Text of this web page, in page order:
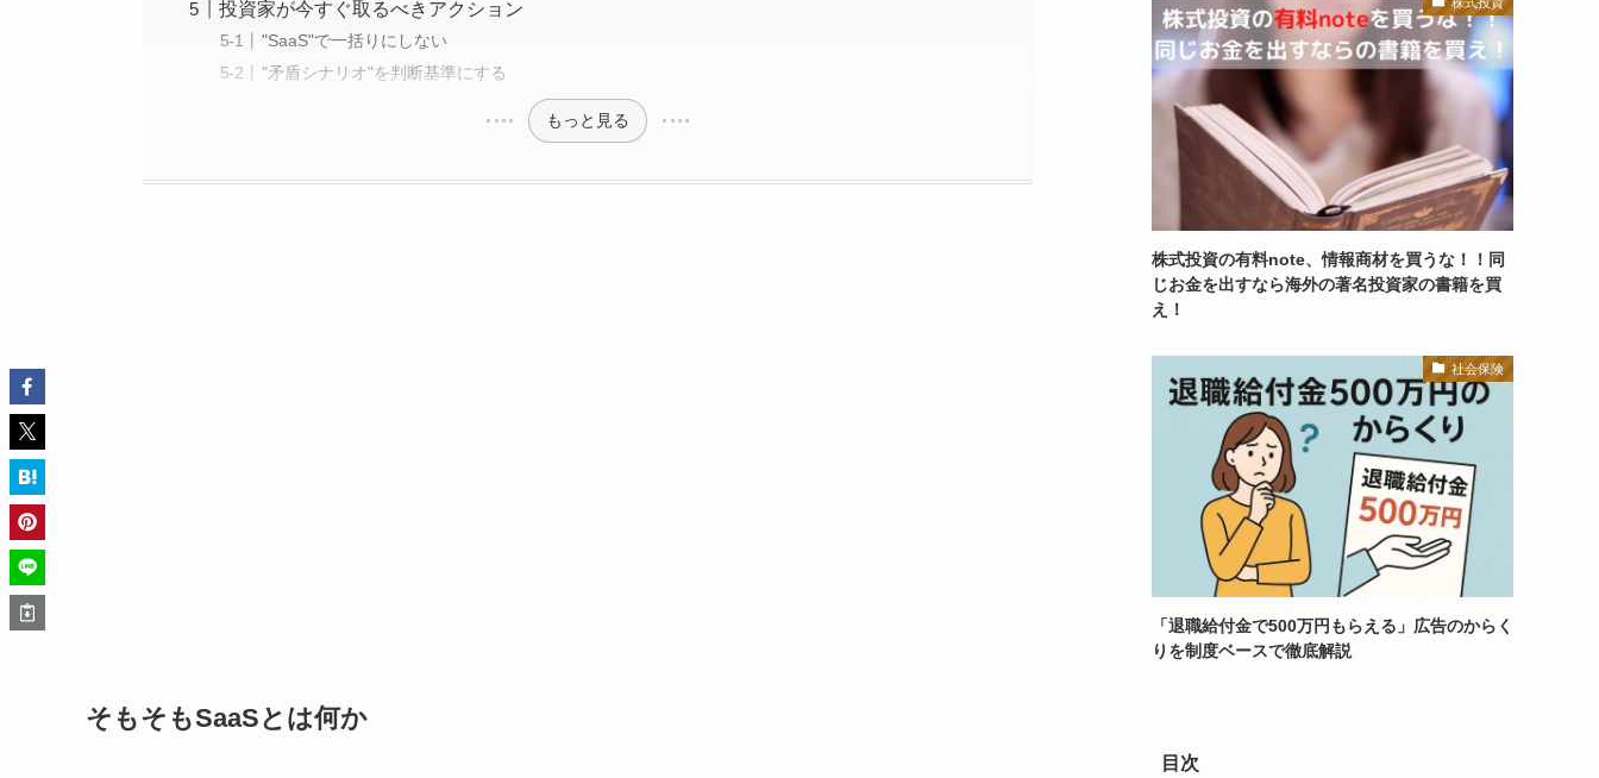
投資家が今すぐ取るべきアクション
"SaaS"で一括りにしない
"矛盾シナリオ"を判断基準にする
もっと見る
そもそもSaaSとは何か
株式投資の有料note、情報商材を買うな！！同
じお金を出すなら海外の著名投資家の書籍を買
え！
社会保険
「退職給付金で500万円もらえる」広告のからく
りを制度ベースで徹底解説
目次